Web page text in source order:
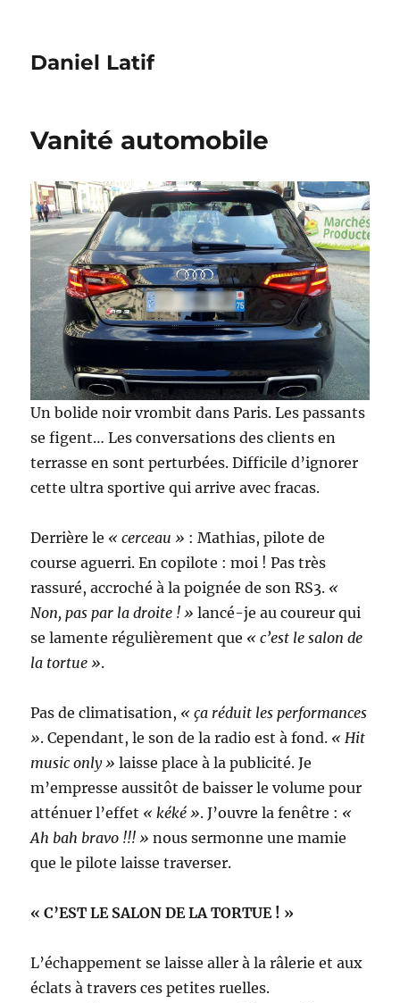
Daniel Latif
Vanité automobile
Un bolide noir vrombit dans Paris. Les passants
se figent… Les conversations des clients en
terrasse en sont perturbées. Difficile d’ignorer
cette ultra sportive qui arrive avec fracas.
Derrière le « cerceau » : Mathias, pilote de
course aguerri. En copilote : moi ! Pas très
rassuré, accroché à la poignée de son RS3. «
Non, pas par la droite ! » lancé-je au coureur qui
se lamente régulièrement que « c’est le salon de
la tortue ».
Pas de climatisation, « ça réduit les performances
». Cependant, le son de la radio est à fond. « Hit
music only » laisse place à la publicité. Je
m’empresse aussitôt de baisser le volume pour
atténuer l’effet « kéké ». J’ouvre la fenêtre : «
Ah bah bravo !!! » nous sermonne une mamie
que le pilote laisse traverser.
« C’EST LE SALON DE LA TORTUE ! »
L’échappement se laisse aller à la râlerie et aux
éclats à travers ces petites ruelles.